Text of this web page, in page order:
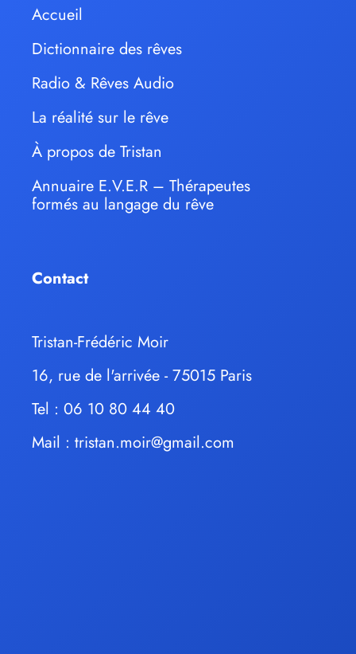
Accueil
Dictionnaire des rêves
Radio & Rêves Audio
La réalité sur le rêve
À propos de Tristan
Annuaire E.V.E.R – Thérapeutes
formés au langage du rêve
Contact
Tristan-Frédéric Moir
16, rue de l'arrivée - 75015 Paris
Tel : 06 10 80 44 40
Mail : tristan.moir@gmail.com